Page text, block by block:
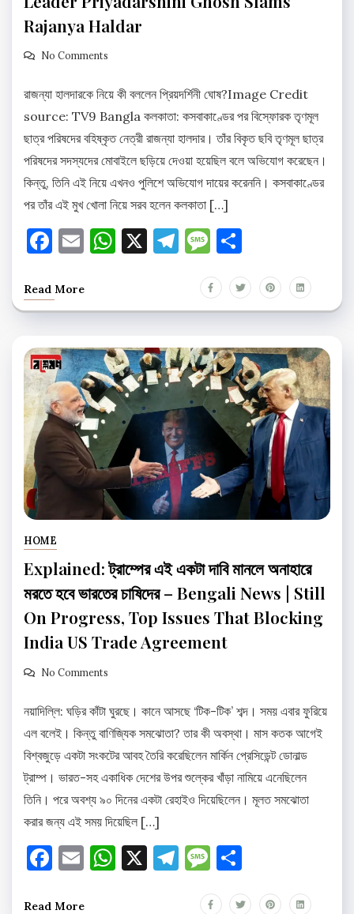
Rajanya Haldar
No Comments
রাজন্যা হালদারকে নিয়ে কী বললেন প্রিয়দর্শিনী ঘোষ?Image Credit
source: TV9 Bangla কলকাতা: কসবাকাণ্ডের পর বিস্ফোরক তৃণমূল
ছাত্র পরিষদের বহিষ্কৃত নেত্রী রাজন্যা হালদার। তাঁর বিকৃত ছবি তৃণমূল ছাত্র
পরিষদের সদস্যদের মোবাইলে ছড়িয়ে দেওয়া হয়েছিল বলে অভিযোগ করেছেন।
কিন্তু, তিনি এই নিয়ে এখনও পুলিশে অভিযোগ দায়ের করেননি। কসবাকাণ্ডের
পর তাঁর এই মুখ খোলা নিয়ে সরব হলেন কলকাতা […]
Facebook
EmailWhatsApp
X Telegram
Message
Read More
HOME
Explained: ট্রাম্পের এই একটা দাবি মানলে অনাহারে
মরতে হবে ভারতের চাষিদের – Bengali News | Still
On Progress, Top Issues That Blocking
India US Trade Agreement
No Comments
নয়াদিল্লি: ঘড়ির কাঁটা ঘুরছে। কানে আসছে ‘টিক-টিক’ শব্দ। সময় এবার ফুরিয়ে
এল বলেই। কিন্তু বাণিজ্যিক সমঝোতা? তার কী অবস্থা। মাস কতক আগেই
বিশ্বজুড়ে একটা সংকটের আবহ তৈরি করেছিলেন মার্কিন প্রেসিডেন্ট ডোনাল্ড
ট্রাম্প। ভারত-সহ একাধিক দেশের উপর শুল্কের খাঁড়া নামিয়ে এনেছিলেন
তিনি। পরে অবশ্য ৯০ দিনের একটা রেহাইও দিয়েছিলেন। মূলত সমঝোতা
করার জন্য এই সময় দিয়েছিল […]
Facebook
EmailWhatsApp
X Telegram
Message
Read More